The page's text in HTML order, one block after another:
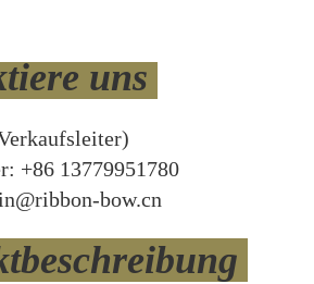
uns
+86 13779951780
bow.cn